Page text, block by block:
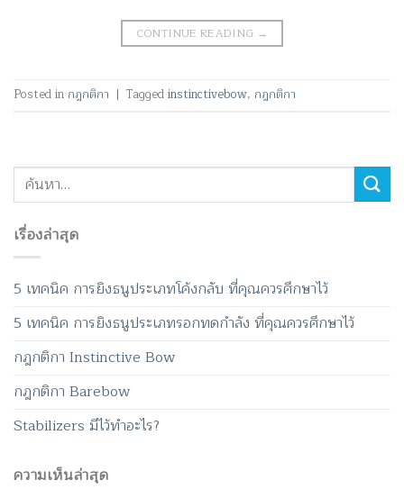
CONTINUE READING →
Posted in กฎกติกา | Taggedinstinctivebow, กฎกติกา
เรื่องล่าสุด
5 เทคนิค การยิงธนูประเภทโค้งกลับ ที่คุณควรศึกษาไว้
5 เทคนิค การยิงธนูประเภทรอกทดกำลัง ที่คุณควรศึกษาไว้
กฎกติกา Instinctive Bow
กฎกติกา Barebow
Stabilizers มีไว้ทำอะไร?
ความเห็นล่าสุด